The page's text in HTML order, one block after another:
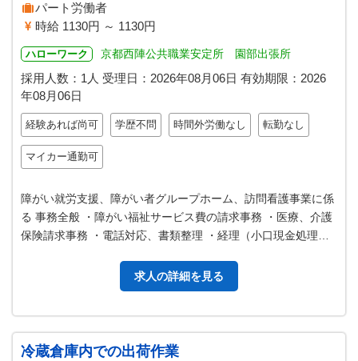
パート労働者
時給 1130円 ～ 1130円
ハローワーク 京都西陣公共職業安定所 園部出張所
採用人数：1人 受理日： 2026年08月06日 有効期限： 2026
年08月06日
経験あれば尚可 学歴不問 時間外労働なし 転勤なし
マイカー通勤可
障がい就労支援、障がい者グループホーム、訪問看護事業に係
る 事務全般 ・障がい福祉サービス費の請求事務 ・医療、介護
保険請求事務 ・電話対応、書類整理 ・経理（小口現金処理）
求人の詳細を見る
冷蔵倉庫内での出荷作業